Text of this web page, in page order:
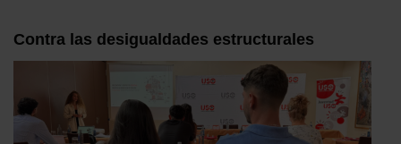
Contra las desigualdades estructurales